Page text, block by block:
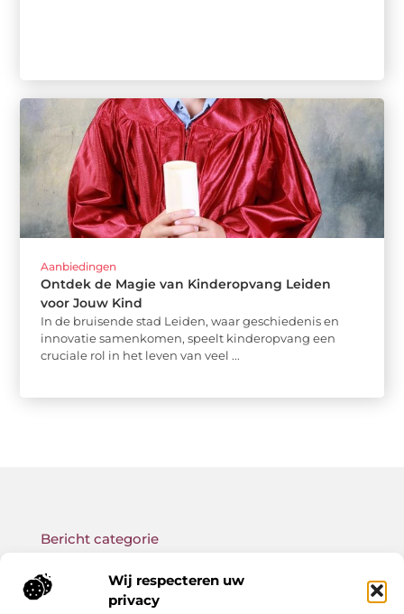
Wij respecteren uw
privacy
Aanbiedingen
Ontdek de Magie van Kinderopvang Leiden
voor Jouw Kind
In de bruisende stad Leiden, waar geschiedenis en
innovatie samenkomen, speelt kinderopvang een
cruciale rol in het leven van veel ...
Bericht categorie